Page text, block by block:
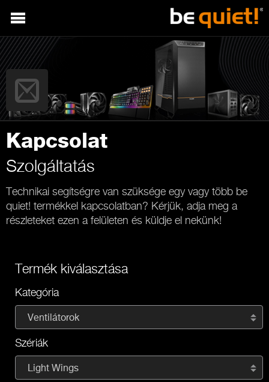
Kapcsolat
Szolgáltatás
Technikai segítségre van szüksége egy vagy több be
quiet! termékkel kapcsolatban? Kérjük, adja meg a
részleteket ezen a felületen és küldje el nekünk!
Termék kiválasztása
Kategória
Ventilátorok
Szériák
Light Wings